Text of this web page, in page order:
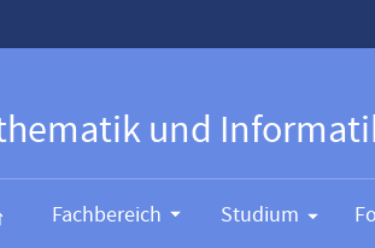
und
Fachbereich Studium